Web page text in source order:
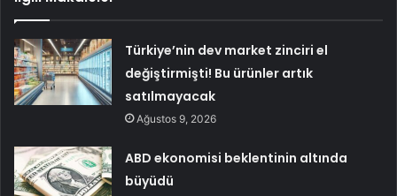
Türkiye’nin dev market zinciri el
değiştirmişti! Bu ürünler artık
satılmayacak
Ağustos 9, 2026
ABD ekonomisi beklentinin altında
büyüdü